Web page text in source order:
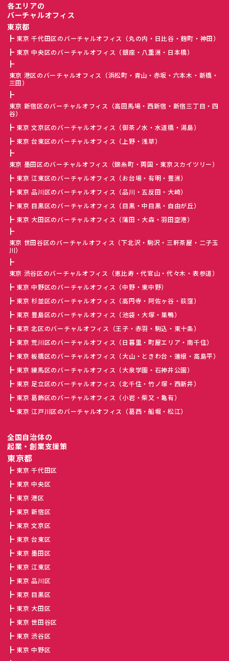
各エリアの
バーチャルオフィス
東京都
東京 千代田区のバーチャルオフィス（丸の内・日比谷・麹町・神田）
東京 中央区のバーチャルオフィス（銀座・八重洲・日本橋）
東京 港区のバーチャルオフィス（浜松町・青山・赤坂・六本木・新橋・
三田）
東京 新宿区のバーチャルオフィス（高田馬場・西新宿・新宿三丁目・四
谷）
東京 文京区のバーチャルオフィス（御茶ノ水・水道橋・湯島）
東京 台東区のバーチャルオフィス（上野・浅草）
東京 墨田区のバーチャルオフィス（錦糸町・両国・東京スカイツリー）
東京 江東区のバーチャルオフィス（お台場・有明・豊洲）
東京 品川区のバーチャルオフィス（品川・五反田・大崎）
東京 目黒区のバーチャルオフィス（目黒・中目黒・自由が丘）
東京 大田区のバーチャルオフィス（蒲田・大森・羽田空港）
東京 世田谷区のバーチャルオフィス（下北沢・駒沢・三軒茶屋・二子玉
川）
東京 渋谷区のバーチャルオフィス（恵比寿・代官山・代々木・表参道）
東京 中野区のバーチャルオフィス（中野・東中野）
東京 杉並区のバーチャルオフィス（高円寺・阿佐ヶ谷・荻窪）
東京 豊島区のバーチャルオフィス（池袋・大塚・巣鴨）
東京 北区のバーチャルオフィス（王子・赤羽・駒込・東十条）
東京 荒川区のバーチャルオフィス（日暮里・町屋エリア・南千住）
東京 板橋区のバーチャルオフィス（大山・ときわ台・蓮根・高島平）
東京 練馬区のバーチャルオフィス（大泉学園・石神井公園）
東京 足立区のバーチャルオフィス（北千住・竹ノ塚・西新井）
東京 葛飾区のバーチャルオフィス（小岩・柴又・亀有）
東京 江戸川区のバーチャルオフィス（葛西・船堀・松江）
全国自治体の
起業・創業支援策
東京都
東京 千代田区
東京 中央区
東京 港区
東京 新宿区
東京 文京区
東京 台東区
東京 墨田区
東京 江東区
東京 品川区
東京 目黒区
東京 大田区
東京 世田谷区
東京 渋谷区
東京 中野区